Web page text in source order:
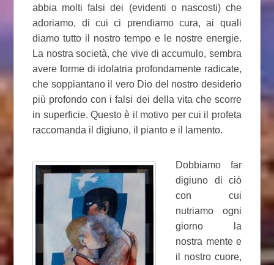
abbia molti falsi dei (evidenti o nascosti) che
adoriamo, di cui ci prendiamo cura, ai quali
diamo tutto il nostro tempo e le nostre energie.
La nostra società, che vive di accumulo, sembra
avere forme di idolatria profondamente radicate,
che soppiantano il vero Dio del nostro desiderio
più profondo con i falsi dei della vita che scorre
in superficie. Questo è il motivo per cui il profeta
raccomanda il digiuno, il pianto e il lamento.
Dobbiamo far
digiuno di ciò
con cui
nutriamo ogni
giorno la
nostra mente e
il nostro cuore,